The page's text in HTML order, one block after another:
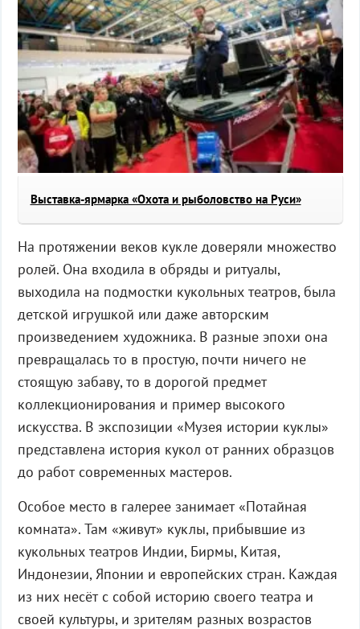
Выставка-ярмарка «Охота и рыболовство на Руси»
На протяжении веков кукле доверяли множество
ролей. Она входила в обряды и ритуалы,
выходила на подмостки кукольных театров, была
детской игрушкой или даже авторским
произведением художника. В разные эпохи она
превращалась то в простую, почти ничего не
стоящую забаву, то в дорогой предмет
коллекционирования и пример высокого
искусства. В экспозиции «Музея истории куклы»
представлена история кукол от ранних образцов
до работ современных мастеров.
Особое место в галерее занимает «Потайная
комната». Там «живут» куклы, прибывшие из
кукольных театров Индии, Бирмы, Китая,
Индонезии, Японии и европейских стран. Каждая
из них несёт с собой историю своего театра и
своей культуры, и зрителям разных возрастов